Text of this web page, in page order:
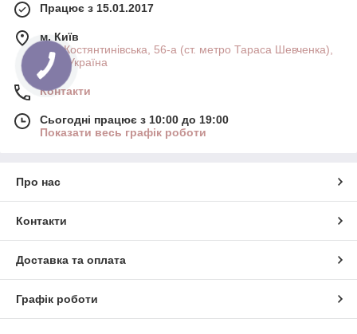
Працює з 15.01.2017
м. Київ
вул. Костянтинівська, 56-а (ст. метро Тараса Шевченка),
Київ, Україна
Контакти
Сьогодні працює з 10:00 до 19:00
Показати весь графік роботи
Про нас
Контакти
Доставка та оплата
Графік роботи